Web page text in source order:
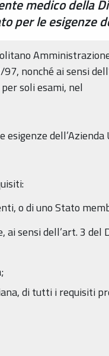
medico della
le esigenze
nonché ai sensi
soli esami, nel
dell’Azienda
o di uno Stato
sensi dell’art. 3
di tutti i requisiti